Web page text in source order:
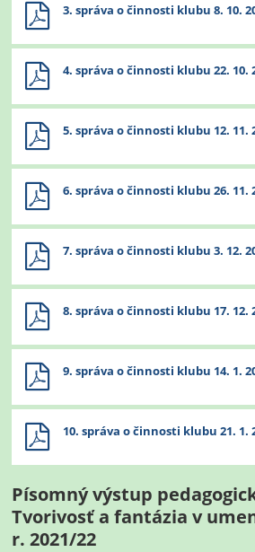
3. správa o činnosti klubu 8. 10.
4. správa o činnosti klubu 22. 10.
5. správa o činnosti klubu 12. 11.
6. správa o činnosti klubu 26. 11.
7. správa o činnosti klubu 3. 12.
8. správa o činnosti klubu 17. 12.
9. správa o činnosti klubu 14. 1.
10. správa o činnosti klubu 21. 1.
Písomný výstup
Tvorivosť a fantázia v
r. 2021/22